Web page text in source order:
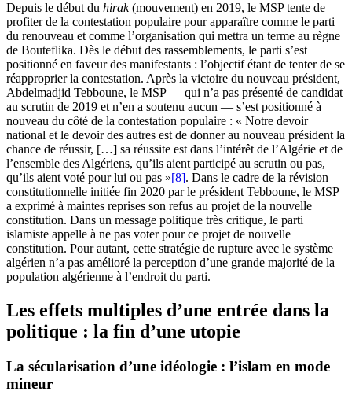
Depuis le début du hirak(mouvement) en 2019, le MSP tente de
profiter de la contestation populaire pour apparaître comme le parti
du renouveau et comme l’organisation qui mettra un terme au règne
de Bouteflika. Dès le début des rassemblements, le parti s’est
positionné en faveur des manifestants : l’objectif étant de tenter de se
réapproprier la contestation. Après la victoire du nouveau président,
Abdelmadjid Tebboune, le MSP — qui n’a pas présenté de candidat
au scrutin de 2019 et n’en a soutenu aucun — s’est positionné à
nouveau du côté de la contestation populaire : « Notre devoir
national et le devoir des autres est de donner au nouveau président la
chance de réussir, […] sa réussite est dans l’intérêt de l’Algérie et de
l’ensemble des Algériens, qu’ils aient participé au scrutin ou pas,
qu’ils aient voté pour lui ou pas »[8]. Dans le cadre de la révision
constitutionnelle initiée fin 2020 par le président Tebboune, le MSP
a exprimé à maintes reprises son refus au projet de la nouvelle
constitution. Dans un message politique très critique, le parti
islamiste appelle à ne pas voter pour ce projet de nouvelle
constitution. Pour autant, cette stratégie de rupture avec le système
algérien n’a pas amélioré la perception d’une grande majorité de la
population algérienne à l’endroit du parti.
Les effets multiples d’une entrée dans la
politique : la fin d’une utopie
La sécularisation d’une idéologie : l’islam en mode
mineur